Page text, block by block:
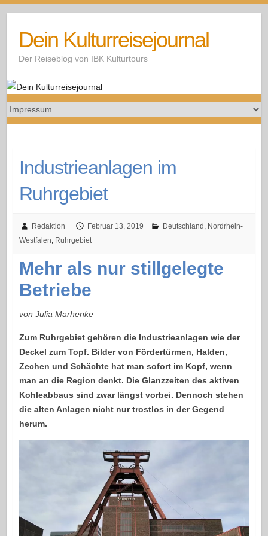
Dein Kulturreisejournal
Der Reiseblog von IBK Kulturtours
Industrieanlagen im
Ruhrgebiet
Redaktion Februar 13, 2019 Deutschland , Nordrhein-
Westfalen, Ruhrgebiet
Mehr als nur stillgelegte
Betriebe
von Julia Marhenke
Zum Ruhrgebiet gehören die Industrieanlagen wie der
Deckel zum Topf. Bilder von Fördertürmen, Halden,
Zechen und Schächte hat man sofort im Kopf, wenn
man an die Region denkt. Die Glanzzeiten des aktiven
Kohleabbaus sind zwar längst vorbei. Dennoch stehen
die alten Anlagen nicht nur trostlos in der Gegend
herum.